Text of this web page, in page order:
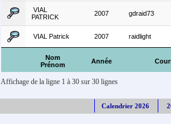
Nom
Prénom
Année
VIAL
PATRICK
2007 gdraid73
VIAL Patrick 2007 raidlight
Affichage de la ligne 1 à 30 sur 30 lignes
Calendrier 2026